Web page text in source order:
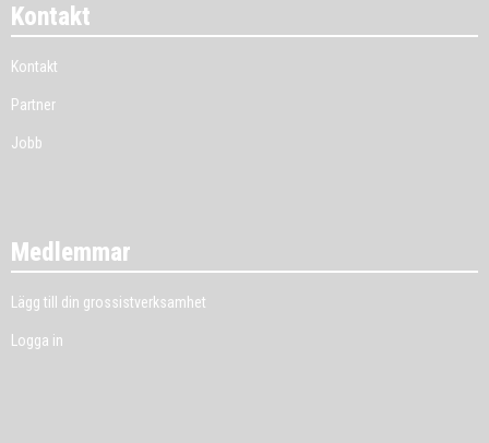
Kontakt
Kontakt
Partner
Jobb
Medlemmar
Lägg till din grossistverksamhet
Logga in